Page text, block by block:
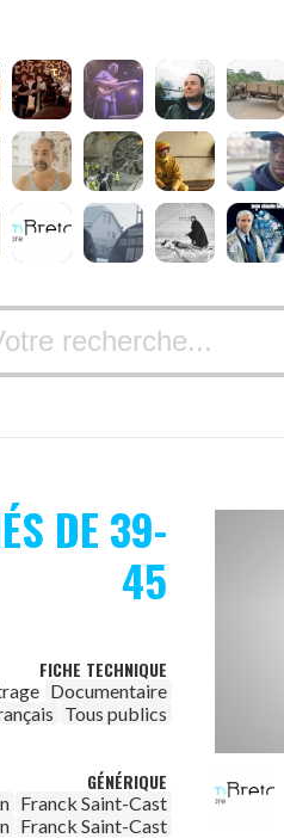
DE 39-
45
FICHE TECHNIQUE
Documentaire
Tous publics
GÉNÉRIQUE
Franck Saint-Cast
Franck Saint-Cast